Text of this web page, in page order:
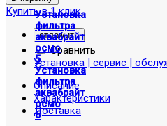
Установка
фильтра
аквабрайт
осмо
5
Установка
фильтра
аквабрайт
осмо
6
Купить в 1 клик
отложить
Сравнить
Установка | сервис |
Описание
Характеристики
Доставка